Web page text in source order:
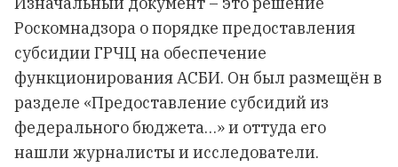
Роскомнадзора о порядке предоставления
субсидии ГРЧЦ на обеспечение
функционирования АСБИ. Он был размещён в
разделе «Предоставление субсидий из
федерального бюджета…» и оттуда его
нашли журналисты и исследователи.